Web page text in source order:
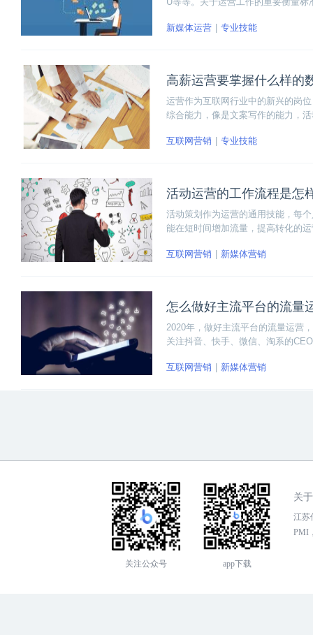
新媒体运营
专业技能
高薪运营要掌握什么样的
运营作为互联网行业中的新兴的岗
综合能力，像是文案写作的能力，
据。下面小编来和大家逐一分析如
互联网营销 专业技能
活动运营的工作流程是怎
活动策划作为运营的通用技能，每
能在短时间增加流量，提高转化的
进入这个岗位。
互联网营销 新媒体营销
怎么做好主流平台的流量
2020年，做好主流平台的流量运营
关注抖音、快手、微信、淘系的
营。
互联网营销 新媒体营销
关注公众号 app下载
关
江苏
PMI